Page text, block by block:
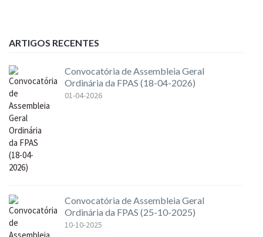
ARTIGOS RECENTES
Convocatória de Assembleia Geral
Ordinária da FPAS (18-04-2026)
01-04-2026
Convocatória de Assembleia Geral
Ordinária da FPAS (25-10-2025)
10-10-2025